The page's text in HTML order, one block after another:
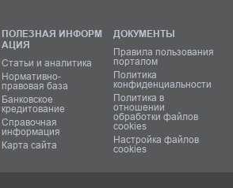
ПОЛЕЗНАЯ ИНФОРМ
АЦИЯ
Статьи и аналитика
Нормативно-
правовая база
Банковское
кредитование
Справочная
информация
Карта сайта
ДОКУМЕНТЫ
Правила пользования
порталом
Политика
конфиденциальности
Политика в
отношении
обработки файлов
cookies
Настройка файлов
cookies